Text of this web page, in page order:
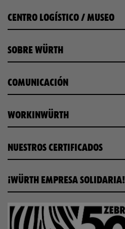
CENTRO LOGÍSTICO / MUSEO
SOBRE WÜRTH
COMUNICACIÓN
WORKINWÜRTH
NUESTROS CERTIFICADOS
¡WÜRTH EMPRESA SOLIDARIA!